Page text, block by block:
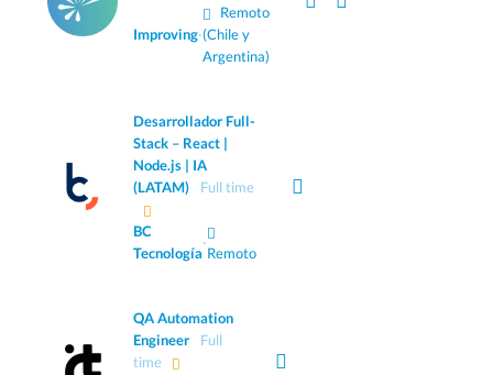
Improving·
Remoto
(Chile y
Argentina)
Desarrollador Full-
Stack – React |
Node.js | IA
(LATAM)
Full time
BC
Tecnología
·
Remoto
QA Automation
Engineer
Full
time